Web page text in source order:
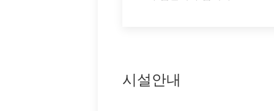
시설안내